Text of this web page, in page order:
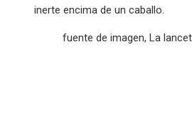
inerte encima de un caballo.
fuente de imagen, La